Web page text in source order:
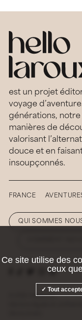
est un projet
voyage
générations,
manières de
valorisant
douce et en
insoupçonnés.
FRANCE
QUI SOMMES
© 2026 Hellolaroux
Ce site utilise des
ceux
Tout